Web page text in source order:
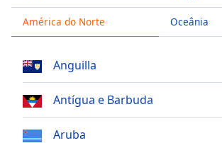
Mute
Current
Time0:00
Duration
-:-
Loaded:
0.00%
Stream
TypeLIVE
América do Norte Oceânia
Anguilla
Antígua e Barbuda
Aruba